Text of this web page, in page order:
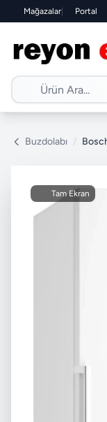
Mağazalar| Portal
Buzdolabı /
Tam Ekran